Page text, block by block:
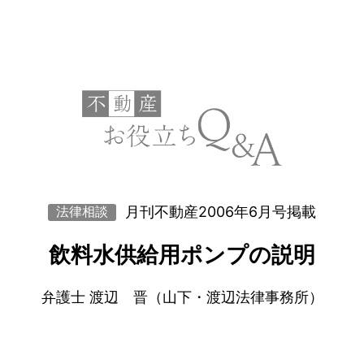
法律相談 月刊不動産2006年6月号掲載
飲料水供給用ポンプの説明
弁護士 渡辺 晋（山下・渡辺法律事務所）